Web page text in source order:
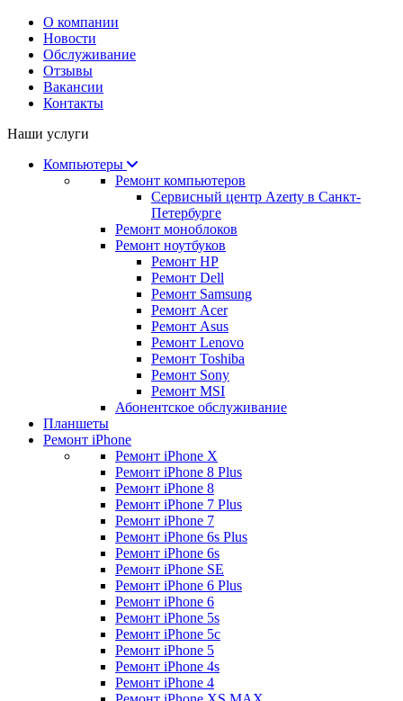
О компании
Новости
Обслуживание
Отзывы
Вакансии
Контакты
Наши услуги
Компьютеры
Ремонт компьютеров
Сервисный центр Azerty в Санкт-
Петербурге
Ремонт моноблоков
Ремонт ноутбуков
Ремонт HP
Ремонт Dell
Ремонт Samsung
Ремонт Acer
Ремонт Asus
Ремонт Lenovo
Ремонт Toshiba
Ремонт Sony
Ремонт MSI
Абонентское обслуживание
Планшеты
Ремонт iPhone
Ремонт iPhone X
Ремонт iPhone 8 Plus
Ремонт iPhone 8
Ремонт iPhone 7 Plus
Ремонт iPhone 7
Ремонт iPhone 6s Plus
Ремонт iPhone 6s
Ремонт iPhone SE
Ремонт iPhone 6 Plus
Ремонт iPhone 6
Ремонт iPhone 5s
Ремонт iPhone 5c
Ремонт iPhone 5
Ремонт iPhone 4s
Ремонт iPhone 4